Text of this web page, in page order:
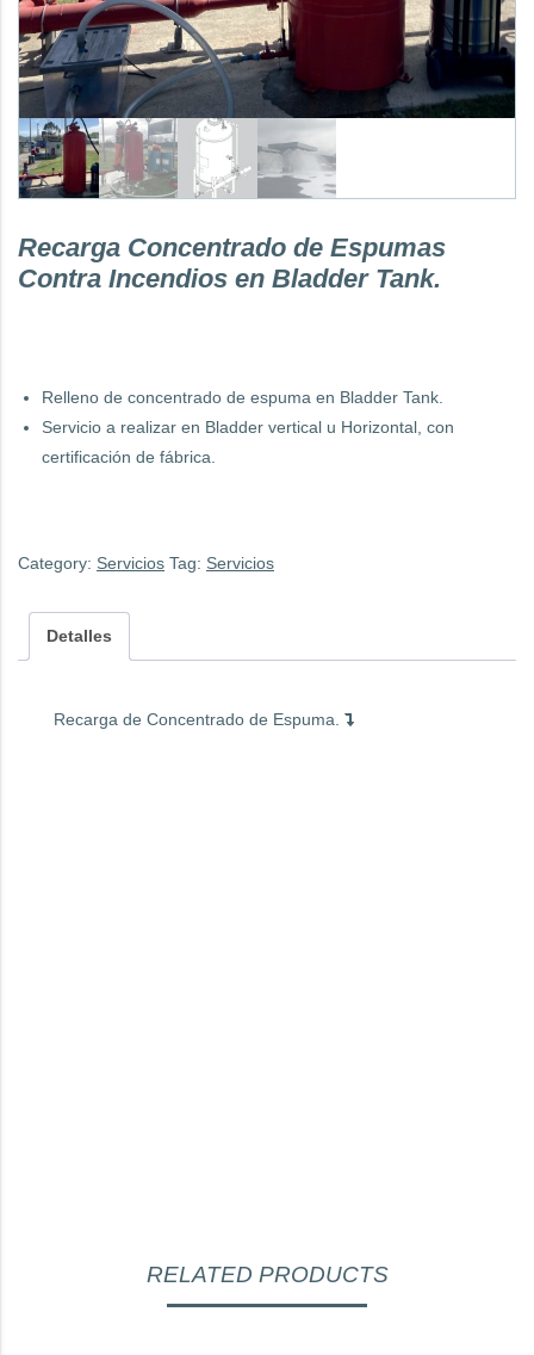
Recarga Concentrado de Espumas
Contra Incendios en Bladder Tank.
Relleno de concentrado de espuma en Bladder Tank.
Servicio a realizar en Bladder vertical u Horizontal, con
certificación de fábrica.
Category: Servicios Tag: Servicios
Detalles
Recarga de Concentrado de Espuma.
RELATED PRODUCTS